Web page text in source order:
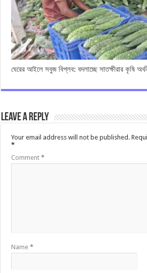
ঘেরের আইলে সবুজ বিপ্লব: বদলাচ্ছে সাতক্ষীরার কৃষি
Leave a Reply
Your email address will not be published.
*
Comment*
Name*